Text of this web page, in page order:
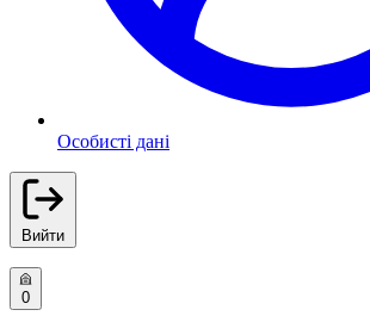
Особисті дані
Вийти
0